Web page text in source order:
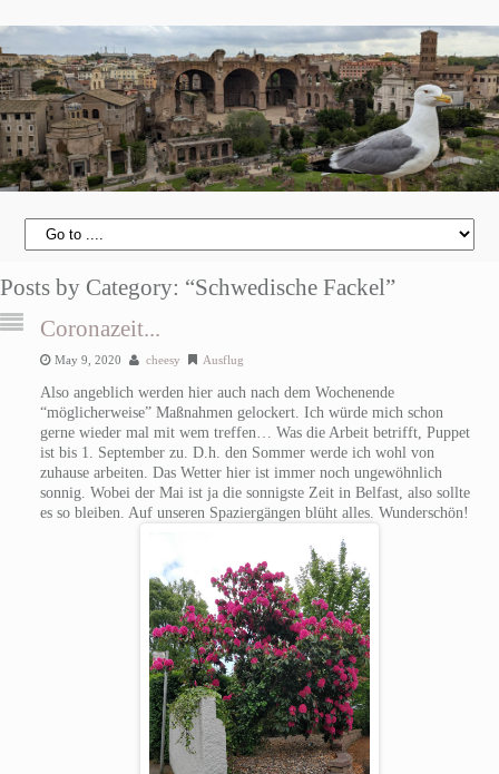
Posts by Category: “Schwedische Fackel”
Coronazeit...
May 9, 2020 cheesy Ausflug
Also angeblich werden hier auch nach dem Wochenende
“möglicherweise” Maßnahmen gelockert. Ich würde mich schon
gerne wieder mal mit wem treffen… Was die Arbeit betrifft, Puppet
ist bis 1. September zu. D.h. den Sommer werde ich wohl von
zuhause arbeiten. Das Wetter hier ist immer noch ungewöhnlich
sonnig. Wobei der Mai ist ja die sonnigste Zeit in Belfast, also sollte
es so bleiben. Auf unseren Spaziergängen blüht alles. Wunderschön!